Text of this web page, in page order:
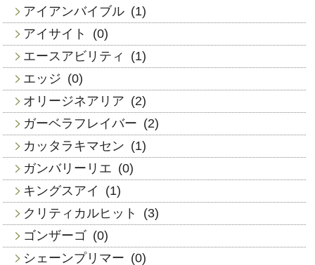
アイアンバイブル (1)
アイサイト
(0)
エースアビリティ
(1)
エッジ (0)
オリージネアリア (2)
ガーベラフレイバー (2)
カッタラキマセン (1)
ガンバリーリエ (0)
キングスアイ
(1)
クリティカルヒット
(3)
ゴンザーゴ (0)
シェーンプリマー (0)